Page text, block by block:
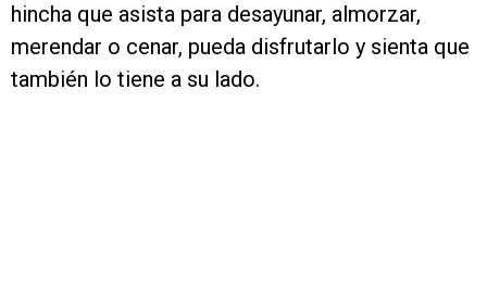
hincha que asista para desayunar, almorzar,
merendar o cenar, pueda disfrutarlo y sienta que
también lo tiene a su lado.